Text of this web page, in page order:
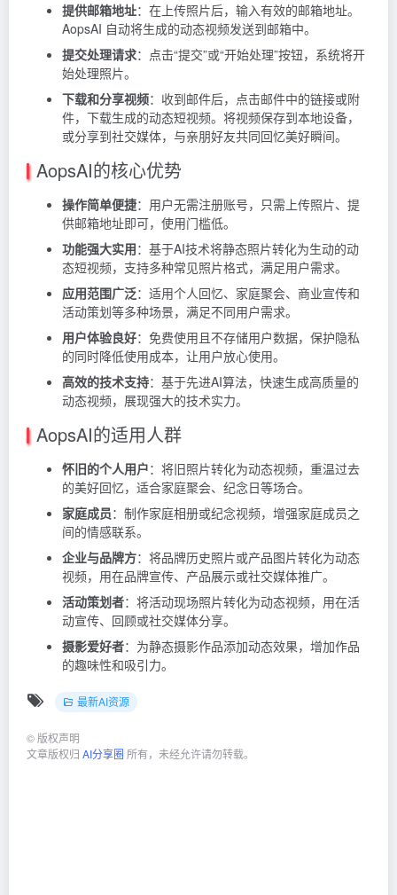
提供邮箱地址：在上传照片后，输入有效的邮箱地址。
AopsAI 自动将生成的动态视频发送到邮箱中。
提交处理请求：点击“提交”或“开始处理”按钮，系统将开
始处理照片。
下载和分享视频：收到邮件后，点击邮件中的链接或附
件，下载生成的动态短视频。将视频保存到本地设备，
或分享到社交媒体，与亲朋好友共同回忆美好瞬间。
AopsAI的核心优势
操作简单便捷：用户无需注册账号，只需上传照片、提
供邮箱地址即可，使用门槛低。
功能强大实用：基于AI技术将静态照片转化为生动的动
态短视频，支持多种常见照片格式，满足用户需求。
应用范围广泛：适用个人回忆、家庭聚会、商业宣传和
活动策划等多种场景，满足不同用户需求。
用户体验良好：免费使用且不存储用户数据，保护隐私
的同时降低使用成本，让用户放心使用。
高效的技术支持：基于先进AI算法，快速生成高质量的
动态视频，展现强大的技术实力。
AopsAI的适用人群
怀旧的个人用户：将旧照片转化为动态视频，重温过去
的美好回忆，适合家庭聚会、纪念日等场合。
家庭成员：制作家庭相册或纪念视频，增强家庭成员之
间的情感联系。
企业与品牌方：将品牌历史照片或产品图片转化为动态
视频，用在品牌宣传、产品展示或社交媒体推广。
活动策划者：将活动现场照片转化为动态视频，用在活
动宣传、回顾或社交媒体分享。
摄影爱好者：为静态摄影作品添加动态效果，增加作品
的趣味性和吸引力。
最新AI资源
© 版权声明
文章版权归 AI分享圈 所有，未经允许请勿转载。